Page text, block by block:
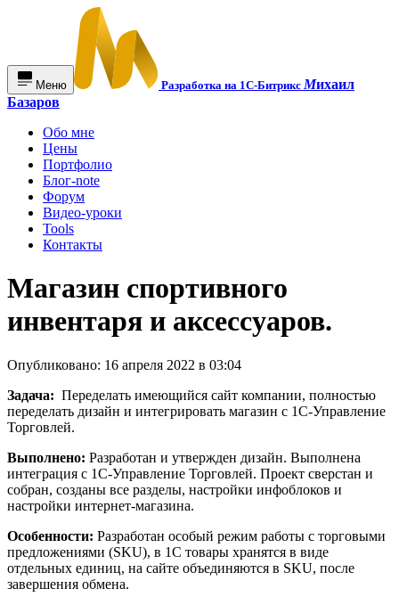
Меню Разработка на 1С-БитриксМихаил
Базаров
Обо мне
Цены
Портфолио
Блог-note
Форум
Видео-уроки
Tools
Контакты
Магазин спортивного
инвентаря и аксессуаров.
Опубликовано: 16 апреля 2022 в 03:04
Задача: Переделать имеющийся сайт компании, полностью
переделать дизайн и интегрировать магазин с 1С-Управление
Торговлей.
Выполнено: Разработан и утвержден дизайн. Выполнена
интеграция с 1С-Управление Торговлей. Проект сверстан и
собран, созданы все разделы, настройки инфоблоков и
настройки интернет-магазина.
Особенности: Разработан особый режим работы с торговыми
предложениями (SKU), в 1С товары хранятся в виде
отдельных единиц, на сайте объединяются в SKU, после
завершения обмена.